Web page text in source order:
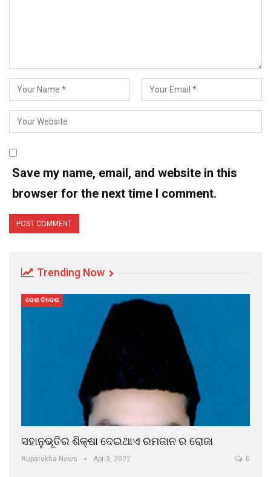
Save my name, email, and website in this
browser for the next time I comment.
Trending Now
ଦେଶ ବିଦେଶ
ସହାନୁଭୂତିର ଶିକ୍ଷା ଦେଇଥାଏ ରମଜାନ ର ରୋଜା
Ruparekha News Apr 3, 2022 0